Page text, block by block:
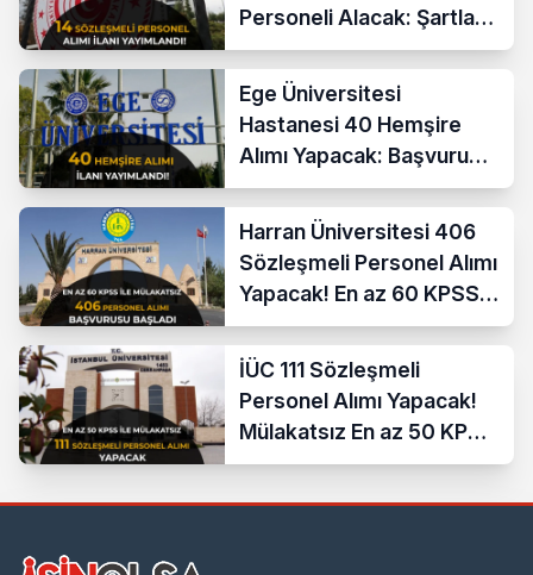
Personeli Alacak: Şartlar
ve Ücretler
Ege Üniversitesi
Hastanesi 40 Hemşire
Alımı Yapacak: Başvuru
Şartları ve KPSS Puanı
Harran Üniversitesi 406
Sözleşmeli Personel Alımı
Yapacak! En az 60 KPSS
ve Lise
İÜC 111 Sözleşmeli
Personel Alımı Yapacak!
Mülakatsız En az 50 KPSS
ve Lise Mezunu